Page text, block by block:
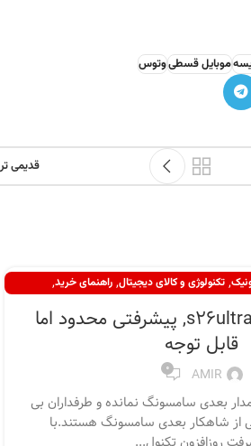
موبایل قسطیوتوس
قدیمی تر
, تکنولوژی و کالای دیجیتال, راهنمای خرید,
همه چیز درباره s26ultra, پیشرفتی محدود اما
قابل توجه
AMIR
0
بعدی سامسونگ نمانده و طرفداران بی
از شاهکار بعدی سامسونگ هستند.با